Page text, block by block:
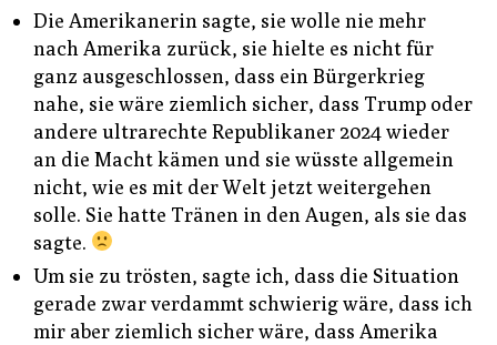
Die Amerikanerin sagte, sie wolle nie mehr
nach Amerika zurück, sie hielte es nicht für
ganz ausgeschlossen, dass ein Bürgerkrieg
nahe, sie wäre ziemlich sicher, dass Trump oder
andere ultrarechte Republikaner 2024 wieder
an die Macht kämen und sie wüsste allgemein
nicht, wie es mit der Welt jetzt weitergehen
solle. Sie hatte Tränen in den Augen, als sie das
sagte.
Um sie zu trösten, sagte ich, dass die Situation
gerade zwar verdammt schwierig wäre, dass ich
mir aber ziemlich sicher wäre, dass Amerika